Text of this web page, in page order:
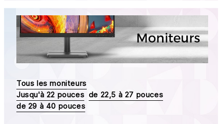
Tous les moniteurs
Jusqu'à 22 pouces de 22,5 à 27 pouces
de 29 à 40 pouces